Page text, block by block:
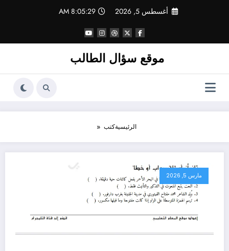
أغسطس 5, 2026 8:05:29 AM
موقع سؤال الطالب
الرئيسيةكتب
مارس 5, 2026